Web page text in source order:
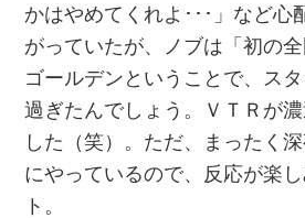
かはやめてくれよ･･･」など心
がっていたが、ノブは「初の
ゴールデンということで、ス
過ぎたんでしょう。ＶＴＲが
した（笑）。ただ、まったく
にやっているので、反応が楽
ト。